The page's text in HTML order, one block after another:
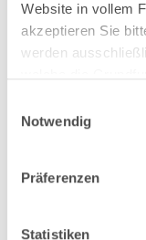
Website in vollem
akzeptieren Sie
werden
Notwendig
Präferenzen
Statistiken
Aus technischen
Seminartag
genommen und bin
zweckgebunden